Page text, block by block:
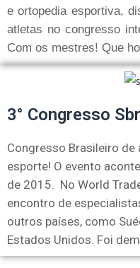
e ortopedia esportiva,
atletas no congresso
Com os mestres! Que
3° Congresso
Congresso Brasileiro
esporte! O evento
de 2015. No World
encontro de
outros países, como
Estados Unidos. Foi